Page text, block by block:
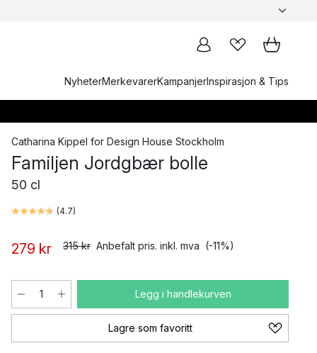
NyheterMerkevarerKampanjerInspirasjon & Tips
Catharina Kippel for Design House Stockholm
Familjen Jordgbær bolle
50 cl
(4.7)
279 kr 315 kr Anbefalt pris. inkl. mva (-11%)
Legg i handlekurven
Lagre som favoritt